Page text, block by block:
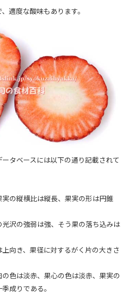
適度な酸味もあります。
タベースには以下の通り記載されて
の縦横比は縦長、果実の形は円錐
沢の強弱は強、そう果の落ち込みは
向き、果径に対するがく片の大きさ
色は淡赤、果心の色は淡赤、果実の
成りである。